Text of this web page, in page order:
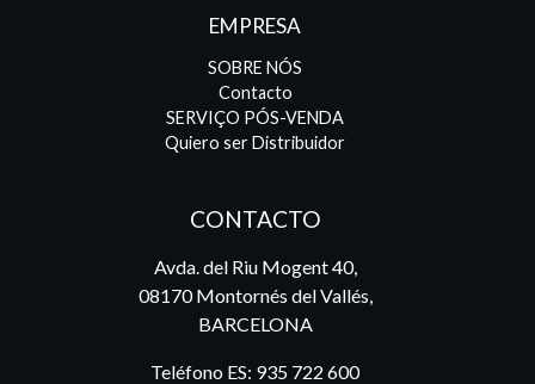
EMPRESA
SOBRE NÓS
Contacto
SERVIÇO PÓS-VENDA
Quiero ser Distribuidor
CONTACTO
Avda. del Riu Mogent 40,
08170 Montornés del Vallés,
BARCELONA
Teléfono ES: 935 722 600